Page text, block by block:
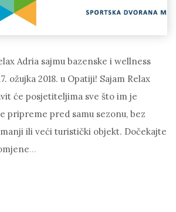
Adria sajmu bazenske i wellness
ožujka 2018. u Opatiji! Sajam Relax
će posjetiteljima sve što im je
pripreme pred samu sezonu, bez
ili veći turistički objekt. Dočekajte
…